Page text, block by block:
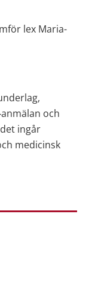
lex Maria-
och
ingår
medicinsk